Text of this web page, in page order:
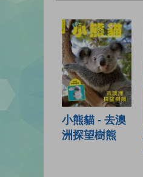
小熊貓 - 去澳
洲探望樹熊